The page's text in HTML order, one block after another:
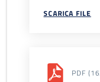
SCARICA FILE
PDF